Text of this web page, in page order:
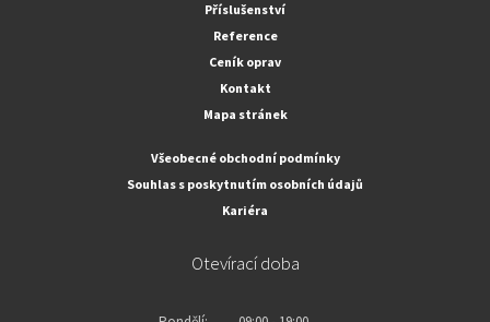
Příslušenství
Reference
Ceník oprav
Kontakt
Mapa stránek
Všeobecné obchodní podmínky
Souhlas s poskytnutím osobních údajů
Kariéra
Otevírací doba